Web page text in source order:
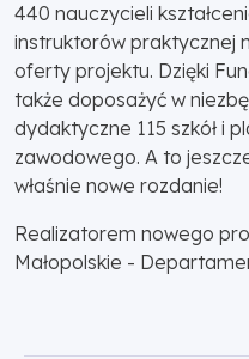
440 nauczycieli
instruktorów praktycznej
oferty projektu. Dzięki
także doposażyć w
dydaktyczne 115 szkół i
zawodowego. A to
właśnie nowe rozdanie!
Realizatorem nowego
Małopolskie -